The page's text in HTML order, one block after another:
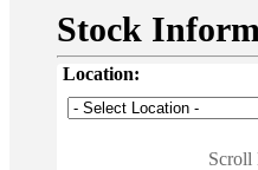
Stock
Location:
Scroll